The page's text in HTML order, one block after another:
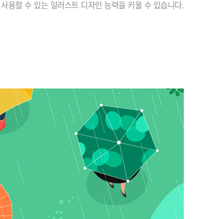
사용할 수 있는 일러스트 디자인 능력을 키울 수 있습니다.